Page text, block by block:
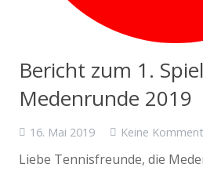
Bericht zum 1.
Medenrunde 2019
16. Mai 2019 Keine
Liebe Tennisfreunde, die